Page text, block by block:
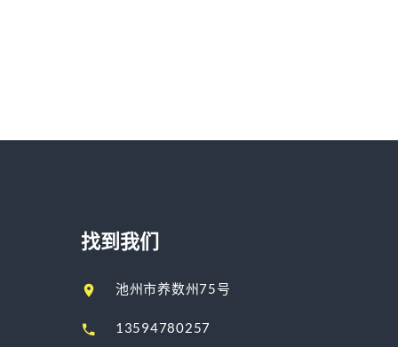
找到我们
池州市养数州75号
13594780257